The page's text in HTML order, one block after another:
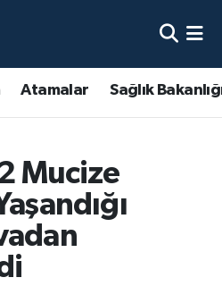
Atamalar Sağlık
Mucize
ve Fikstür